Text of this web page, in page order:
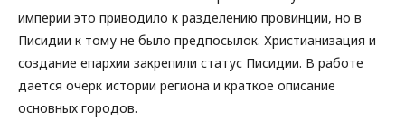
империи это приводило к разделению провинции, но в
Писидии к тому не было предпосылок. Христианизация и
создание епархии закрепили статус Писидии. В работе
дается очерк истории региона и краткое описание
основных городов.